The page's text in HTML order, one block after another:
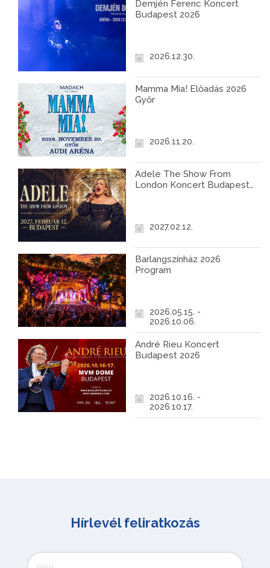
Demjén Ferenc Koncert
Budapest 2026
2026.12.30.
Mamma Mia! Előadás 2026
Győr
2026.11.20.
Adele The Show From
London Koncert Budapest
2027.02.12.
Barlangszínház 2026
Program
2026.05.15. -
2026.10.06.
André Rieu Koncert
Budapest 2026
2026.10.16. -
2026.10.17.
Hírlevél feliratkozás